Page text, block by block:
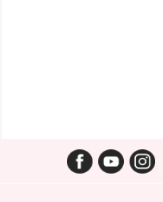
FacebookYouTube